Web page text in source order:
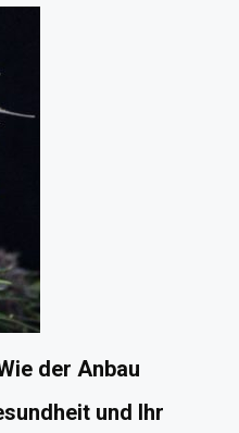
der Anbau
und Ihr